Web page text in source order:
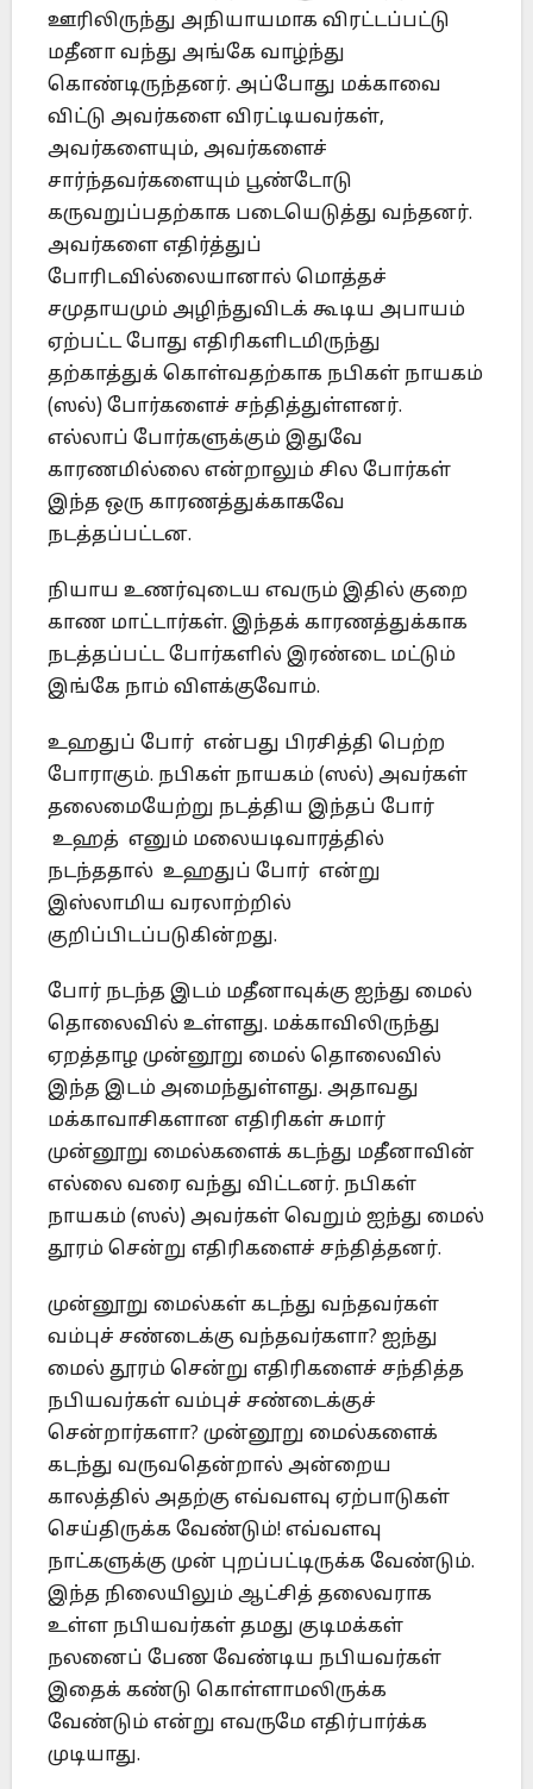
ஊரிலிருந்து அநியாயமாக விரட்டப்பட்டு
மதீனா வந்து அங்கே வாழ்ந்து
கொண்டிருந்தனர். அப்போது மக்காவை
விட்டு அவர்களை விரட்டியவர்கள்,
அவர்களையும், அவர்களைச்
சார்ந்தவர்களையும் பூண்டோடு
கருவறுப்பதற்காக படையெடுத்து வந்தனர்.
அவர்களை எதிர்த்துப்
போரிடவில்லையானால் மொத்தச்
சமுதாயமும் அழிந்துவிடக் கூடிய அபாயம்
ஏற்பட்ட போது எதிரிகளிடமிருந்து
தற்காத்துக் கொள்வதற்காக நபிகள் நாயகம்
(ஸல்) போர்களைச் சந்தித்துள்ளனர்.
எல்லாப் போர்களுக்கும் இதுவே
காரணமில்லை என்றாலும் சில போர்கள்
இந்த ஒரு காரணத்துக்காகவே
நடத்தப்பட்டன.
நியாய உணர்வுடைய எவரும் இதில் குறை
காண மாட்டார்கள். இந்தக் காரணத்துக்காக
நடத்தப்பட்ட போர்களில் இரண்டை மட்டும்
இங்கே நாம் விளக்குவோம்.
உஹதுப் போர் என்பது பிரசித்தி பெற்ற
போராகும். நபிகள் நாயகம் (ஸல்) அவர்கள்
தலைமையேற்று நடத்திய இந்தப் போர்
உஹத் எனும் மலையடிவாரத்தில்
நடந்ததால் உஹதுப் போர் என்று
இஸ்லாமிய வரலாற்றில்
குறிப்பிடப்படுகின்றது.
போர் நடந்த இடம் மதீனாவுக்கு ஐந்து மைல்
தொலைவில் உள்ளது. மக்காவிலிருந்து
ஏறத்தாழ முன்னூறு மைல் தொலைவில்
இந்த இடம் அமைந்துள்ளது. அதாவது
மக்காவாசிகளான எதிரிகள் சுமார்
முன்னூறு மைல்களைக் கடந்து மதீனாவின்
எல்லை வரை வந்து விட்டனர். நபிகள்
நாயகம் (ஸல்) அவர்கள் வெறும் ஐந்து மைல்
தூரம் சென்று எதிரிகளைச் சந்தித்தனர்.
முன்னூறு மைல்கள் கடந்து வந்தவர்கள்
வம்புச் சண்டைக்கு வந்தவர்களா? ஐந்து
மைல் தூரம் சென்று எதிரிகளைச் சந்தித்த
நபியவர்கள் வம்புச் சண்டைக்குச்
சென்றார்களா? முன்னூறு மைல்களைக்
கடந்து வருவதென்றால் அன்றைய
காலத்தில் அதற்கு எவ்வளவு ஏற்பாடுகள்
செய்திருக்க வேண்டும்! எவ்வளவு
நாட்களுக்கு முன் புறப்பட்டிருக்க வேண்டும்.
இந்த நிலையிலும் ஆட்சித் தலைவராக
உள்ள நபியவர்கள் தமது குடிமக்கள்
நலனைப் பேண வேண்டிய நபியவர்கள்
இதைக் கண்டு கொள்ளாமலிருக்க
வேண்டும் என்று எவருமே எதிர்பார்க்க
முடியாது.